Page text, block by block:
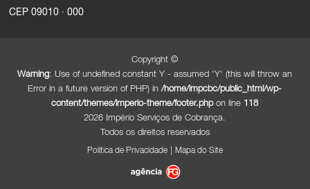
CEP 09010
000
Copyright ©
Warning: Use of undefined constant Y - assumed 'Y' (this will throw an
Error in a future version of PHP) in/home/impcbc/public_html/wp-
content/themes/imperio-theme/footer.phpon line 118
2026 Império Serviços de Cobrança.
Todos os direitos reservados
Política de Privacidade| Mapa do Site